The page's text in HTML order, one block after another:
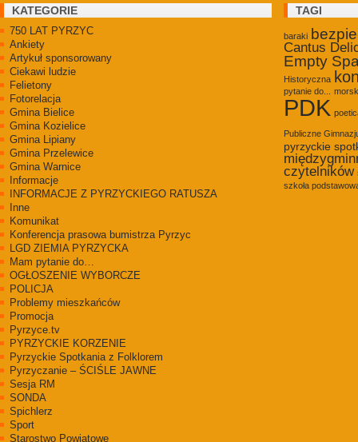
KATEGORIE
750 LAT PYRZYC
Ankiety
Artykuł sponsorowany
Ciekawi ludzie
Felietony
Fotorelacja
Gmina Bielice
Gmina Kozielice
Gmina Lipiany
Gmina Przelewice
Gmina Warnice
Informacje
INFORMACJE Z PYRZYCKIEGO RATUSZA
Inne
Komunikat
Konferencja prasowa bumistrza Pyrzyc
LGD ZIEMIA PYRZYCKA
Mam pytanie do…
OGŁOSZENIE WYBORCZE
POLICJA
Problemy mieszkańców
Promocja
Pyrzyce.tv
PYRZYCKIE KORZENIE
Pyrzyckie Spotkania z Folklorem
Pyrzyczanie – ŚCIŚLE JAWNE
Sesja RM
SONDA
Spichlerz
Sport
Starostwo Powiatowe
TAGI
baraki
Cantus
Empty
Historyczna
pytanie do...
PDK
Publiczne
pyrzyckie
czytelników
szkoła